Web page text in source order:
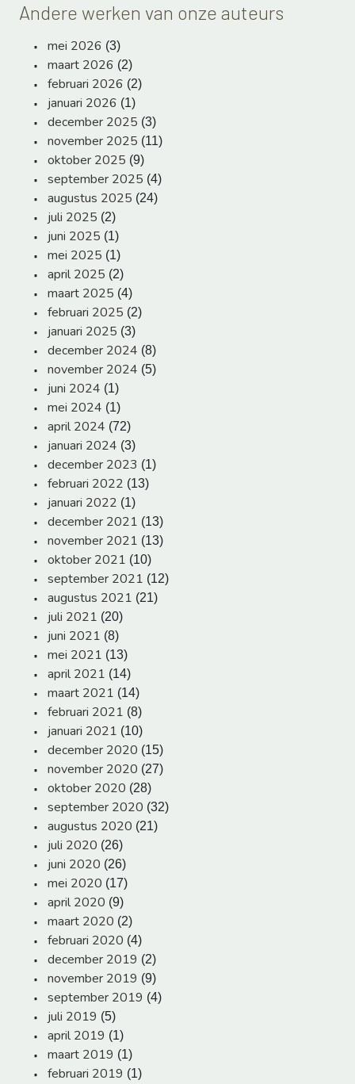
Andere werken van onze auteurs
mei 2026 (3)
maart 2026 (2)
februari 2026 (2)
januari 2026 (1)
december 2025 (3)
november 2025 (11)
oktober 2025 (9)
september 2025 (4)
augustus 2025 (24)
juli 2025 (2)
juni 2025 (1)
mei 2025 (1)
april 2025 (2)
maart 2025 (4)
februari 2025 (2)
januari 2025 (3)
december 2024 (8)
november 2024 (5)
juni 2024 (1)
mei 2024 (1)
april 2024 (72)
januari 2024 (3)
december 2023 (1)
februari 2022 (13)
januari 2022 (1)
december 2021 (13)
november 2021 (13)
oktober 2021 (10)
september 2021 (12)
augustus 2021 (21)
juli 2021 (20)
juni 2021 (8)
mei 2021 (13)
april 2021 (14)
maart 2021 (14)
februari 2021 (8)
januari 2021 (10)
december 2020 (15)
november 2020 (27)
oktober 2020 (28)
september 2020 (32)
augustus 2020 (21)
juli 2020 (26)
juni 2020 (26)
mei 2020 (17)
april 2020 (9)
maart 2020 (2)
februari 2020 (4)
december 2019 (2)
november 2019 (9)
september 2019 (4)
juli 2019 (5)
april 2019 (1)
maart 2019 (1)
februari 2019 (1)